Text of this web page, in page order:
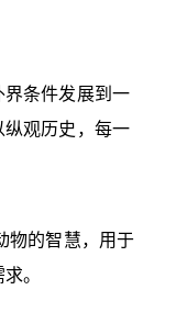
条件发展到一
观历史，每一
物的智慧，用于
。